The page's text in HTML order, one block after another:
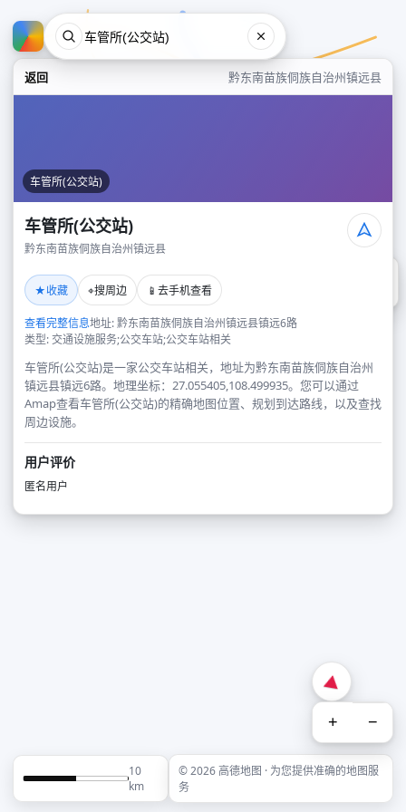
返回 黔东南苗族侗族自治州镇远县
车管所(公交站)
车管所(公交站)
黔东南苗族侗族自治州镇远县
★收藏 ⌖搜周边 📱 去手机查看
查看完整信息地址: 黔东南苗族侗族自治州镇远县镇远6路
类型: 交通设施服务;公交车站;公交车站相关
车管所(公交站)是一家公交车站相关，地址为黔东南苗族侗族自治州
镇远县镇远6路。地理坐标：27.055405,108.499935。您可以通过
Amap查看车管所(公交站)的精确地图位置、规划到达路线，以及查找
周边设施。
用户评价
匿名用户
+ −
10
km
© 2026 高德地图 · 为您提供准确的地图服
务